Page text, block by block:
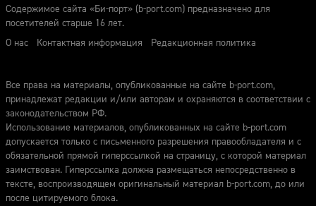
Содержимое сайта «Би-порт» (b-port.com) предназначено для
посетителей старше 16 лет.
О нас
Контактная информация Редакционная политика
Все права на материалы, опубликованные на сайте b-port.com,
принадлежат редакции и/или авторам и охраняются в соответствии с
законодательством РФ.
Использование материалов, опубликованных на сайте b-port.com
допускается только с письменного разрешения правообладателя и с
обязательной прямой гиперссылкой на страницу, с которой материал
заимствован. Гиперссылка должна размещаться непосредственно в
тексте, воспроизводящем оригинальный материал b-port.com, до или
после цитируемого блока.